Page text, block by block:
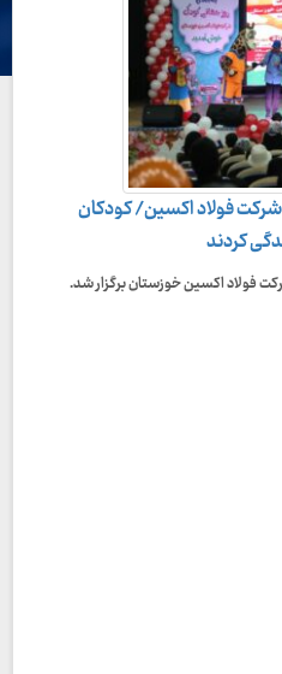
فولاد اکسین/ کودکان
کردند
فولاد اکسین خوزستان برگزار شد.